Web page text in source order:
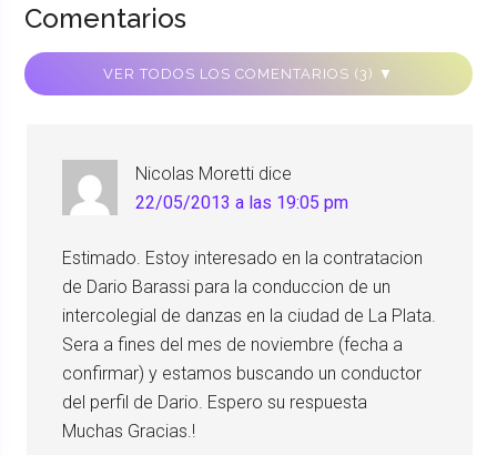
Comentarios
VER TODOS LOS COMENTARIOS (3) ▼
Nicolas Moretti dice
22/05/2013 a las 19:05 pm
Estimado. Estoy interesado en la contratacion
de Dario Barassi para la conduccion de un
intercolegial de danzas en la ciudad de La Plata.
Sera a fines del mes de noviembre (fecha a
confirmar) y estamos buscando un conductor
del perfil de Dario. Espero su respuesta
Muchas Gracias.!